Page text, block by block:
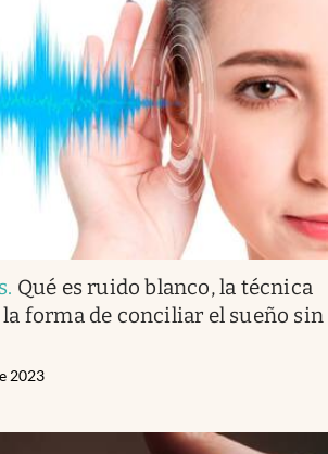
. Qué es ruido blanco, la técnica
forma de conciliar el sueño sin
2023